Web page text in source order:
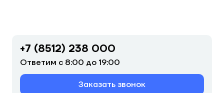
+7 (8512) 238 000
Ответим с 8:00 до 19:00
Заказать звонок